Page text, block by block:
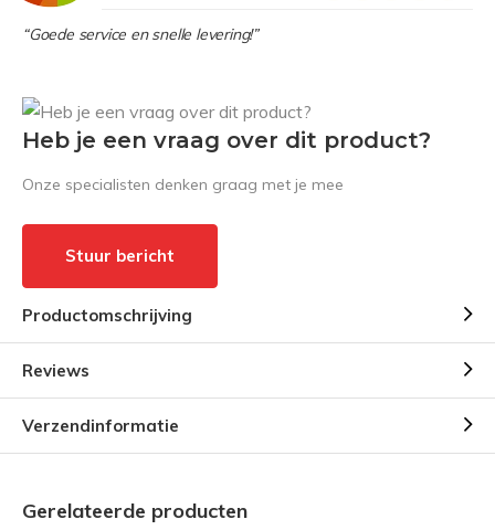
“Goede service en snelle levering!”
Heb je een vraag over dit product?
Onze specialisten denken graag met je mee
Stuur bericht
Productomschrijving
Reviews
Verzendinformatie
Gerelateerde producten